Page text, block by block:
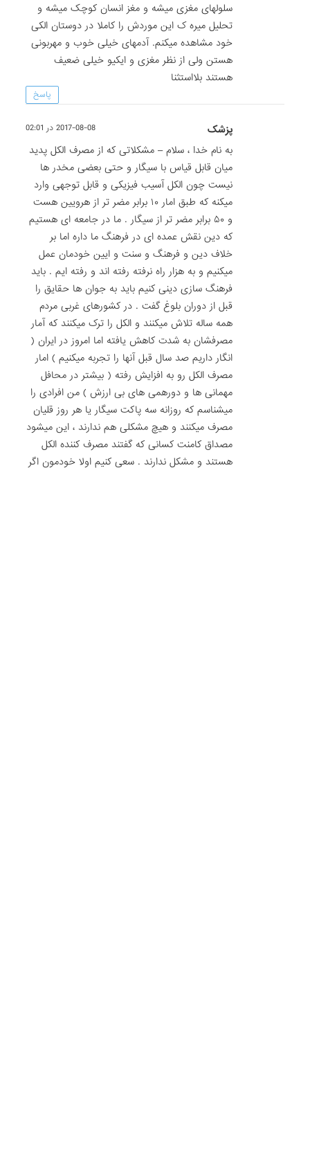
سلولهای مغزی میشه و مغز انسان کوچک میشه و
تحلیل میره ک این موردش را کاملا در دوستان الکی
خود مشاهده میکنم. آدمهای خیلی خوب و مهربونی
هستن ولی از نظر مغزی و ایکیو خیلی ضعیف
هستند بلااستثنا
پاسخ
پزشک 2017-08-08 در 02:01
به نام خدا ، سلام – مشکلاتی که از مصرف الکل پدید
میان قابل قیاس با سیگار و حتی بعضی مخدر ها
نیست چون الکل آسیب فیزیکی و قابل توجهی وارد
میکنه که طبق امار ۱۰ برابر مضر تر از هرویین هست
و ۵۰ برابر مضر تر از سیگار . ما در جامعه ای هستیم
که دین نقش عمده ای در فرهنگ ما داره اما بر
خلاف دین و فرهنگ و سنت و ایین خودمان عمل
میکنیم و به هزار راه نرفته رفته اند و رفته ایم . باید
فرهنگ سازی دینی کنیم باید به جوان ها حقایق را
قبل از دوران بلوغ گفت . در کشورهای غربی مردم
همه ساله تلاش میکنند و الکل را ترک میکنند که آمار
مصرفشان به شدت کاهش یافته اما امروز در ایران (
انگار داریم صد سال قبل آنها را تجربه میکنیم ) امار
مصرف الکل رو به افزایش رفته ( بیشتر در محافل
مهمانی ها و دورهمی های بی ارزش ) من افرادی را
میشناسم که روزانه سه پاکت سیگار یا هر روز قلیان
مصرف میکنند و هیچ مشکلی هم ندارند ، این میشود
مصداق کامنت کسانی که گفتند مصرف کننده الکل
هستند و مشکل ندارند . سعی کنیم اولا خودمون اگر